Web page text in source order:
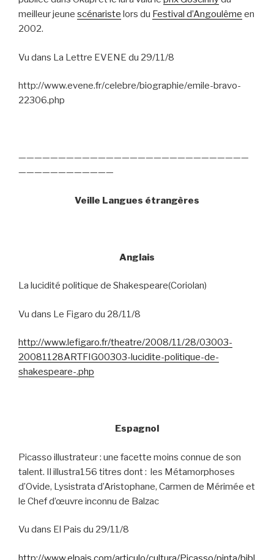
meilleur jeune scénariste lors du Festival d’Angoulême en
2002.
Vu dans La Lettre EVENE du 29/11/8
http://www.evene.fr/celebre/biographie/emile-bravo-
22306.php
—————————————————————————————
————————————
Veille Langues étrangères
Anglais
La lucidité politique de Shakespeare(Coriolan)
Vu dans Le Figaro du 28/11/8
http://www.lefigaro.fr/theatre/2008/11/28/03003-
20081128ARTFIG00303-lucidite-politique-de-
shakespeare-.php
Espagnol
Picasso illustrateur : une facette moins connue de son
talent. Il illustra156 titres dont : les Métamorphoses
d’Ovide, Lysistrata d’Aristophane, Carmen de Mérimée et
le Chef d’œuvre inconnu de Balzac
Vu dans El Pais du 29/11/8